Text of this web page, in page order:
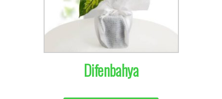
Difenbahya